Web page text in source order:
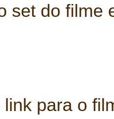
set do filme
para o